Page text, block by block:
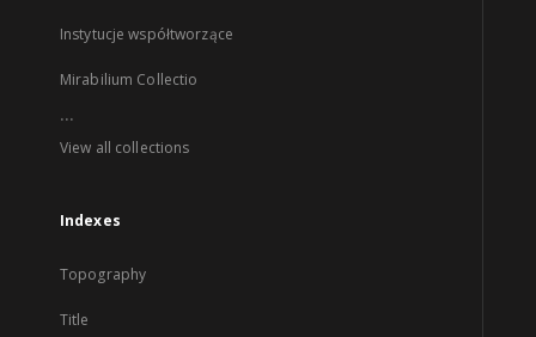
Instytucje współtworzące
Mirabilium Collectio
...
View all collections
Indexes
Topography
Title